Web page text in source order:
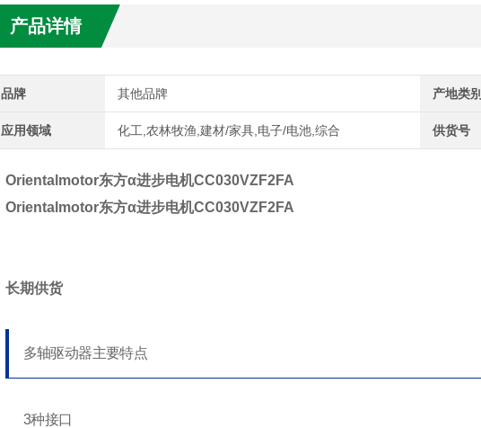
产品详情
品牌 其他品牌 产地类别
应用领域 化工,农林牧渔,建材/家具,电子/电池,综合 供货号
Orientalmotor东方α进步电机CC030VZF2FA
Orientalmotor东方α进步电机CC030VZF2FA
长期供货
多轴驱动器主要特点
3种接口